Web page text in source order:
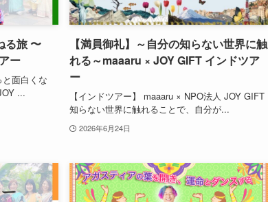
る旅 〜
ー
と面白くな
...
【満員御礼】～自分の知らない世界に触
れる～maaaru × JOY GIFT インドツア
ー
【インドツアー】 maaaru × NPO法人 JOY GIFT
知らない世界に触れることで、自分が...
2026年6月24日